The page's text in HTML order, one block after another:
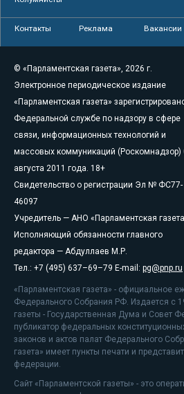
Контакты Реклама Вакансии
© «Парламентская газета», 2026 г.
Электронное периодическое издание
«Парламентская газета»
Федеральной службе по надзору в сфере
связи, информационных технологий и
массовых коммуникаций (Роскомнадзор)
августа 2011 года. 18+
Свидетельство о регистрации Эл № ФС77-
46097
Учредитель — АНО «Парламентская
Исполняющий обязанности главного
редактора — Абдуллаев М.Р.
Тел.: +7 (495) 637–69–79 E-mail: pg@pnp.ru
«Парламентская газета» - официальное
Федерального Собрания РФ. Издается с
газеты - Государственная Дума и Совет
публикатор федеральных
законов и актов палат Федерального
газета» имеет пункты печати и
федерации.
Сайт «Парламентской газеты» - это